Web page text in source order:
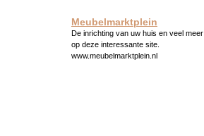
Meubelmarktplein
De inrichting van uw huis en veel meer
op deze interessante site.
www.meubelmarktplein.nl